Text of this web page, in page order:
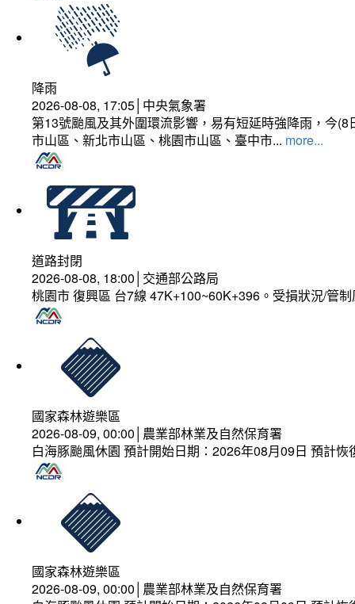
降雨
2026-08-08, 17:05│中央氣象署
第13號颱風及其外圍環流影響，易有短延時強降雨，今
市山區、新北市山區、桃園市山區、臺中市... more...
道路封閉
2026-08-08, 18:00│交通部公路局
桃園市 復興區 台7線 47K+100~60K+396。受損狀況/管
國家森林遊樂區
2026-08-09, 00:00│農業部林業及自然保育署
白海豚颱風休園 預計開始日期：2026年08月09日 預計
國家森林遊樂區
2026-08-09, 00:00│農業部林業及自然保育署